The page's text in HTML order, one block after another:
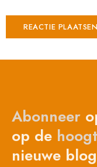
Abonneer
op de
nieuwe